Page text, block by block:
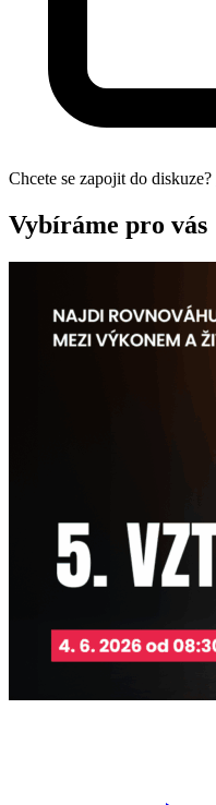
Chcete se zapojit do diskuze?
Vybíráme pro vás